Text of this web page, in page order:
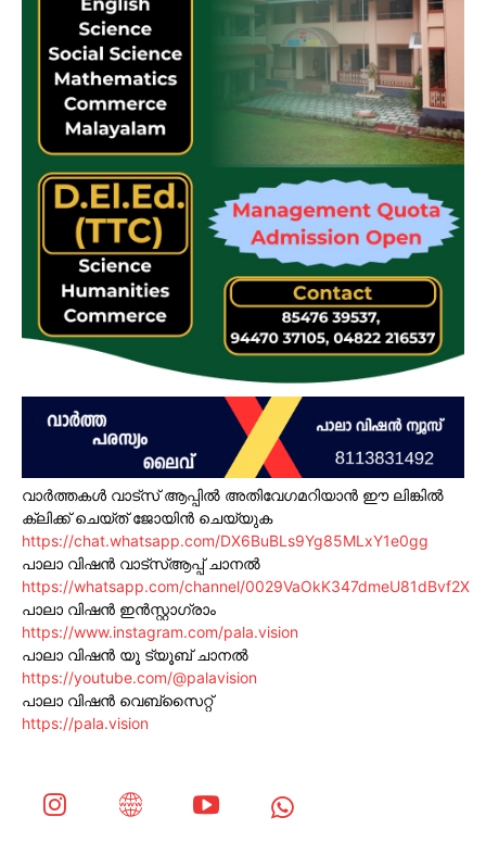
വാർത്തകൾ വാട്സ് ആപ്പിൽ അതിവേഗമറിയാൻ ഈ ലിങ്കിൽ
ക്ലിക്ക് ചെയ്ത് ജോയിൻ ചെയ്യുക
https://chat.whatsapp.com/DX6BuBLs9Yg85MLxY1e0gg
പാലാ വിഷൻ വാട്സ്ആപ്പ് ചാനൽ
https://whatsapp.com/channel/0029VaOkK347dmeU81dBvf2X
പാലാ വിഷൻ ഇൻസ്റ്റാഗ്രാം
https://www.instagram.com/pala.vision
പാലാ വിഷൻ യൂ ട്യൂബ് ചാനൽ
https://youtube.com/@palavision
പാലാ വിഷൻ വെബ്സൈറ്റ്
https://pala.vision